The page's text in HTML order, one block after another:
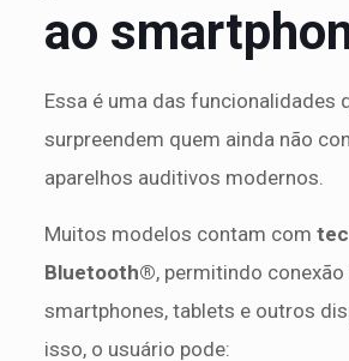
ao
Essa é uma das funcionalidades
surpreendem quem ainda não
aparelhos auditivos modernos.
Muitos modelos contam com
Bluetooth®, permitindo
smartphones, tablets e outros
isso, o usuário pode: